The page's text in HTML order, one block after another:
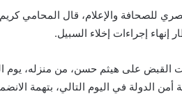
للصحافة والإعلام، قال المحامي
إنهاء إجراءات إخلاء السبيل.
أمن الدولة في اليوم التالي، بتهمة